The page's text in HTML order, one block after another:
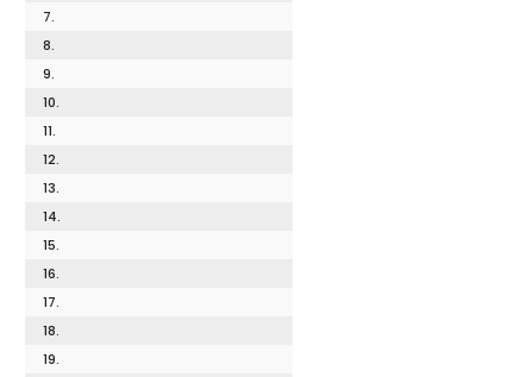
7.
8.
9.
10.
11.
12.
13.
14.
15.
16.
17.
18.
19.